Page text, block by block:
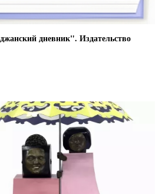
дневник". Издательство